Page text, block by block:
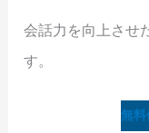
会話力を向上させ
す。
無料